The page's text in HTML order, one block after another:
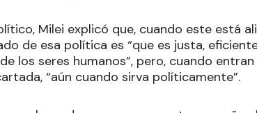
Milei explicó que, cuando este está
de esa política es “que es justa,
los seres humanos”, pero, cuando
“aún cuando sirva políticamente”.